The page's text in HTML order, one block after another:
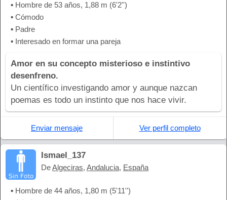
▪ Hombre de 53 años, 1,88 m (6'2'')
▪ Cómodo
▪ Padre
▪ Interesado en formar una pareja
Amor en su concepto misterioso e instintivo
desenfreno.
Un científico investigando amor y aunque nazcan
poemas es todo un instinto que nos hace vivir.
Enviar mensaje Ver perfil completo
Ismael_137
DeAlgeciras, Andalucia, España
▪ Hombre de 44 años, 1,80 m (5'11'')